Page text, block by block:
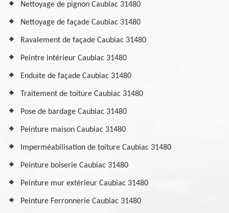
Nettoyage de pignon Caubiac 31480
Nettoyage de façade Caubiac 31480
Ravalement de façade Caubiac 31480
Peintre intérieur Caubiac 31480
Enduite de façade Caubiac 31480
Traitement de toiture Caubiac 31480
Pose de bardage Caubiac 31480
Peinture maison Caubiac 31480
Imperméabilisation de toiture Caubiac 31480
Peinture boiserie Caubiac 31480
Peinture mur extérieur Caubiac 31480
Peinture Ferronnerie Caubiac 31480